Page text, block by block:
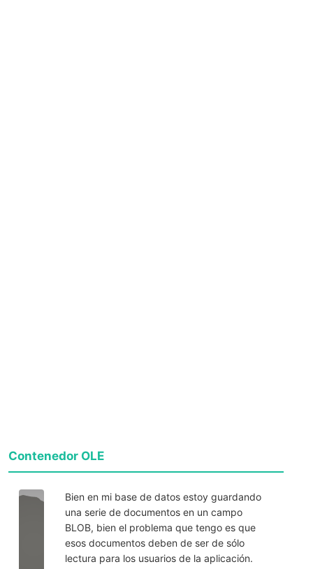
Contenedor OLE
Bien en mi base de datos estoy guardando
una serie de documentos en un campo
BLOB, bien el problema que tengo es que
esos documentos deben de ser de sólo
lectura para los usuarios de la aplicación.